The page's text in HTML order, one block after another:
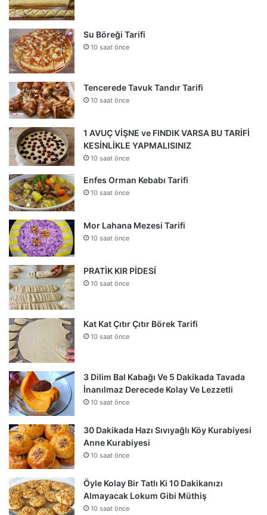
Su Böreği Tarifi
10 saat önce
Tencerede Tavuk Tandır Tarifi
10 saat önce
1 AVUÇ VİŞNE ve FINDIK VARSA BU TARİFİ
KESİNLİKLE YAPMALISINIZ
10 saat önce
Enfes Orman Kebabı Tarifi
10 saat önce
Mor Lahana Mezesi Tarifi
10 saat önce
PRATİK KIR PİDESİ
10 saat önce
Kat Kat Çıtır Çıtır Börek Tarifi
10 saat önce
3 Dilim Bal Kabağı Ve 5 Dakikada Tavada
İnanılmaz Derecede Kolay Ve Lezzetli
10 saat önce
30 Dakikada Hazı Sıvıyağlı Köy Kurabiyesi
Anne Kurabiyesi
10 saat önce
Öyle Kolay Bir Tatlı Ki 10 Dakikanızı
Almayacak Lokum Gibi Müthiş
10 saat önce